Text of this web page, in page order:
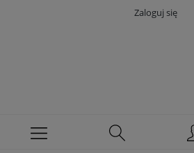
Zaloguj się